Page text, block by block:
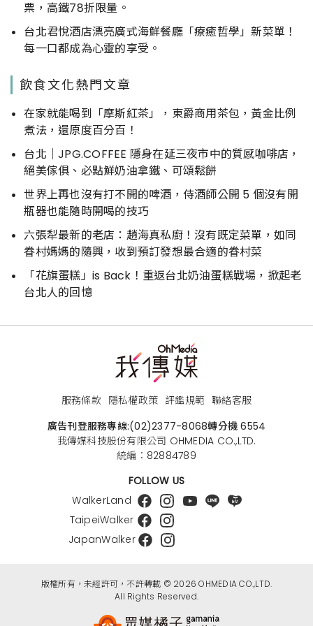
票，高鐵78折限量。
台北君悅酒店漂亮廣式海鮮餐廳「療癒哲學」新菜單！
每一口都成為心靈的享受。
飲食文化熱門文章
在家就能喝到「摩斯紅茶」，東爵商用茶包，黃金比例
煮法，還原度百分百！
台北｜JPG.COFFEE 隱身在延三夜市中的質感咖啡店，
絕美傢俱、必點鮮奶油拿鐵、可頌鬆餅
世界上再也沒有打不開的啤酒，侍酒師公開 5 個沒有開
瓶器也能隨時開喝的技巧
六張犁最新的老店：趙海真私廚！沒有既定菜單，如同
眷村媽媽的隨興，收到預訂發想最合適的眷村菜
「花旗蛋糕」is Back！重返台北奶油蛋糕戰場，掀起老
台北人的回憶
服務條款 隱私權政策 評鑑規範 聯絡客服
廣告刊登服務專線:(02)2377-8068轉分機 6554
我傳媒科技股份有限公司 OHMEDIA CO.,LTD.
統編：82884789
FOLLOW US
WalkerLand
TaipeiWalker
JapanWalker
版權所有，未經許可，不許轉載 © 2026 OHMEDIA CO.,LTD.
All Rights Reserved.